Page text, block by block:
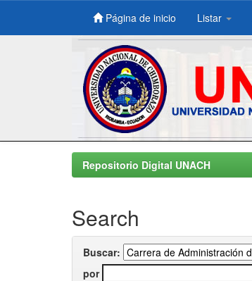
Skip
Página de inicio Listar
Repositorio Digital UNACH
Search
Buscar:
por